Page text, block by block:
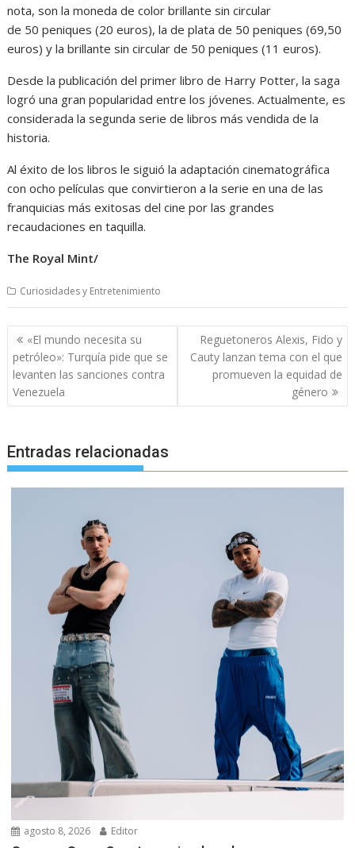
nota, son la moneda de color brillante sin circular
de 50 peniques (20 euros), la de plata de 50 peniques (69,50
euros) y la brillante sin circular de 50 peniques (11 euros).
Desde la publicación del primer libro de Harry Potter, la saga
logró una gran popularidad entre los jóvenes. Actualmente, es
considerada la segunda serie de libros más vendida de la
historia.
Al éxito de los libros le siguió la adaptación cinematográfica
con ocho películas que convirtieron a la serie en una de las
franquicias más exitosas del cine por las grandes
recaudaciones en taquilla.
The Royal Mint/
Curiosidades y Entretenimiento
Navegación
de
entradas
«El mundo necesita su
petróleo»: Turquía pide que se
levanten las sanciones contra
Venezuela
Reguetoneros Alexis, Fido y
Cauty lanzan tema con el que
promueven la equidad de
género
Entradas relacionadas
agosto 8, 2026 Editor